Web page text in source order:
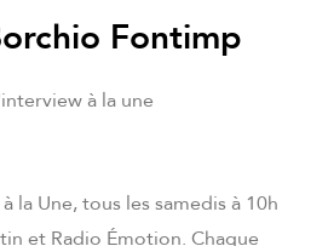
Fontimp
à la une
la Une, tous les samedis à 10h
et Radio Émotion. Chaque